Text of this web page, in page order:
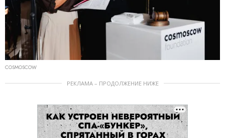
COSMOSCOW
РЕКЛАМА – ПРОДОЛЖЕНИЕ НИЖЕ